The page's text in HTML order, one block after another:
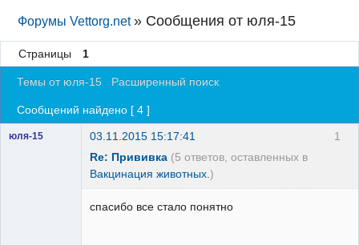
Правила
Поиск
Регистрация
Вход
Форумы Vettorg.net » Сообщения от юля-15
Страницы 1
Темы от юля-15 Расширенный поиск
Сообщений найдено [ 4 ]
1
юля-15
03.11.2015 15:17:41
Re: Прививка (5 ответов, оставленных в
Вакцинация животных. )
спасибо все стало понятно